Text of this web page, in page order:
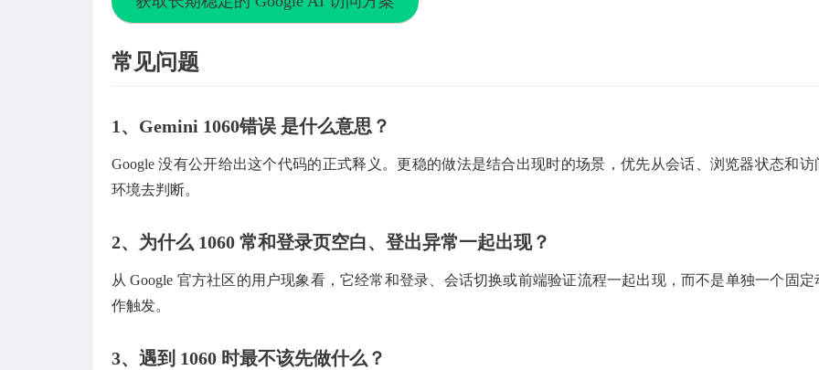
常见问题
1、Gemini 1060错误 是什么意思？
Google 没有公开给出这个代码的正式释义。更稳的做法是结合出现时的场景，优先从会话、浏览器状态和访
环境去判断。
2、为什么 1060 常和登录页空白、登出异常一起出现？
从 Google 官方社区的用户现象看，它经常和登录、会话切换或前端验证流程一起出现，而不是单独一个固定
作触发。
3、遇到 1060 时最不该先做什么？